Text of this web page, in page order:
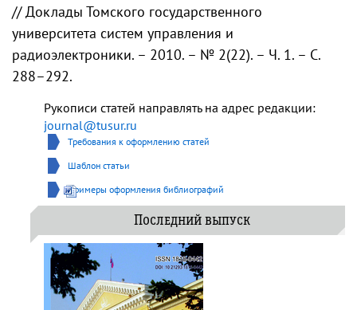
// Доклады Томского государственного
университета систем управления и
радиоэлектроники. – 2010. – № 2(22). – Ч. 1. – С.
288–292.
Рукописи статей направлять на адрес редакции:
journal@tusur.ru
Требования к оформлению статей
Шаблон статьи
Примеры оформления библиографий
Последний выпуск